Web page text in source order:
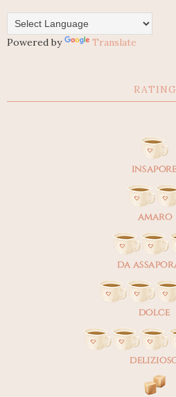
Powered by Translate
RATING